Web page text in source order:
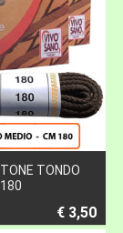
TONDO
€ 3,50